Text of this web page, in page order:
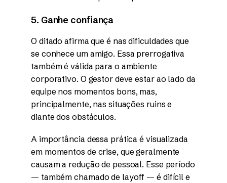
5. Ganhe confiança
O ditado afirma que é nas dificuldades que
se conhece um amigo. Essa prerrogativa
também é válida para o ambiente
corporativo. O gestor deve estar ao lado da
equipe nos momentos bons, mas,
principalmente, nas situações ruins e
diante dos obstáculos.
A importância dessa prática é visualizada
em momentos de crise, que geralmente
causam a redução de pessoal. Esse período
— também chamado de layoff — é difícil e